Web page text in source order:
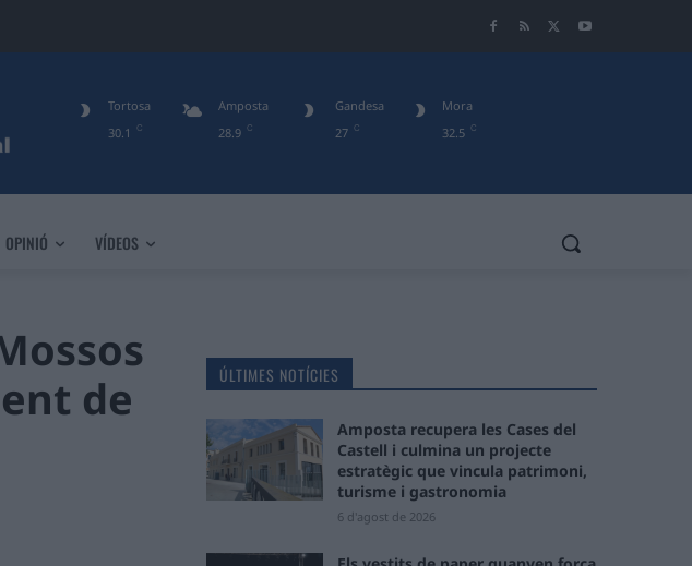
30.1 C
Tortosa
28.9 C
Amposta
27 C
Gandesa
32.5 C
Mora
OPINIÓ VÍDEOS
de
ÚLTIMES NOTÍCIES
Amposta recupera les Cases del
Castell i culmina un projecte
estratègic que vincula patrimoni,
turisme i gastronomia
6 d'agost de 2026